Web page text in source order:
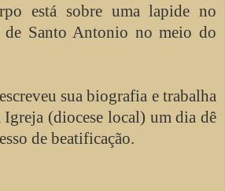
está sobre uma lapide no
Santo Antonio no meio do
sua biografia e trabalha
Igreja (diocese local) um dia dê
de beatificação.